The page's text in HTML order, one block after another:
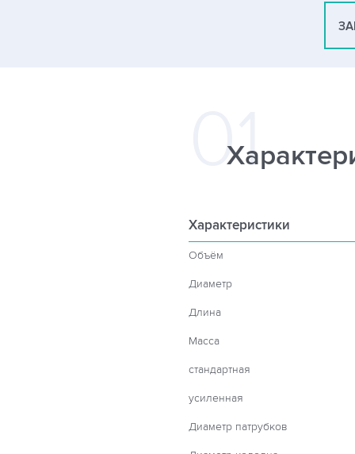
Характеристики
Объём
Диаметр
Длина
Масса
стандартная
усиленная
Диаметр патрубков